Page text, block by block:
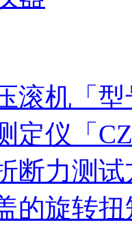
滚机「
定仪「
断力测
的旋转